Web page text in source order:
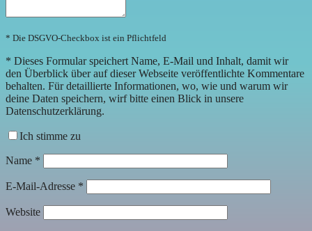
* Die DSGVO-Checkbox ist ein Pflichtfeld
* Dieses Formular speichert Name, E-Mail und Inhalt, damit wir
den Überblick über auf dieser Webseite veröffentlichte Kommentare
behalten. Für detaillierte Informationen, wo, wie und warum wir
deine Daten speichern, wirf bitte einen Blick in unsere
Datenschutzerklärung.
Ich stimme zu
Name *
E-Mail-Adresse *
Website